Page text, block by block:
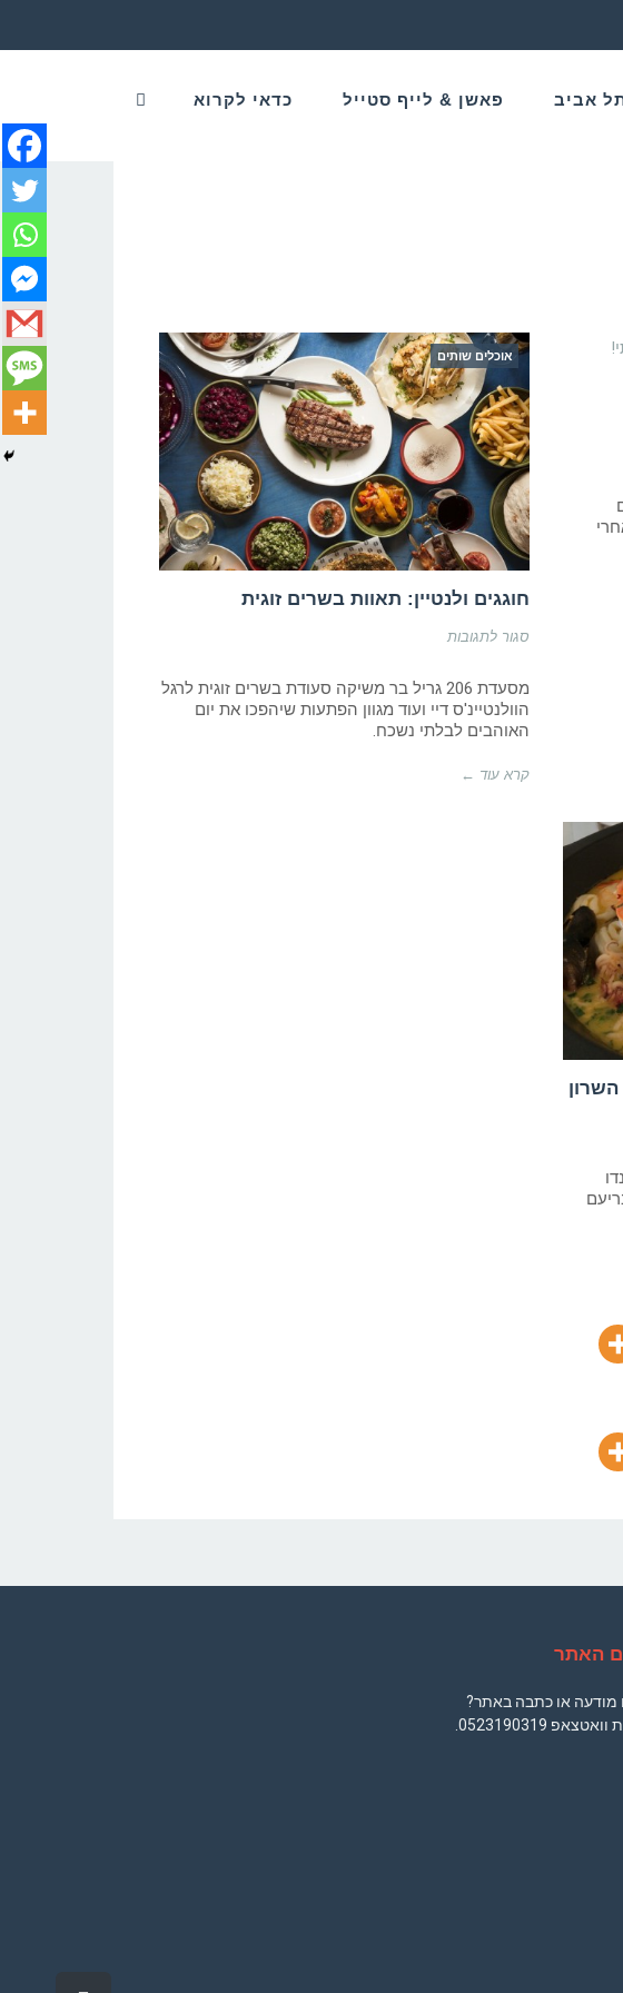
אביב פאשן & לייף סטייל כדאי לקרוא
אוכלים שותים
חוגגים ולנטיין: תאוות בשרים זוגית
סגור לתגובות
תאוות
בשרים
זוגית
מסעדת 206 גריל בר משיקה סעודת בשרים זוגית לרגל
הוולנטיינ'ס דיי ועוד מגוון הפתעות שיהפכו את יום
האוהבים לבלתי נשכח.
קרא עוד ←
האתר
מודעה או כתבה באתר?
וואטצאפ 0523190319